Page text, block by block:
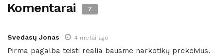
Komentarai 7
Svedasų Jonas 4 metai ago
Pirma pagalba teisti realia bausme narkotikų prekeivius.